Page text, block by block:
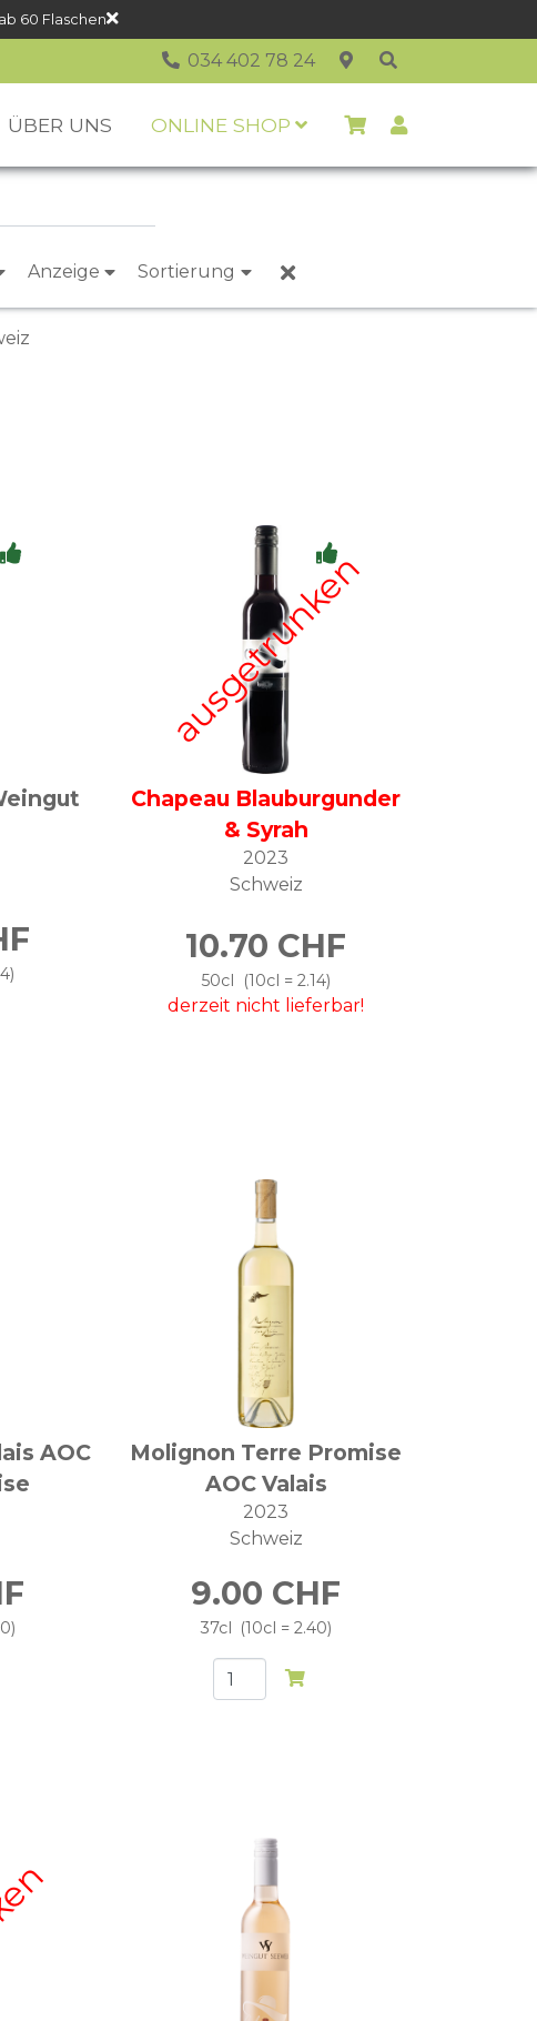
60 Flaschen
034 402 78 24
ÜBER UNS ONLINE SHOP
Anzeige Sortierung
Chapeau Blauburgunder
& Syrah
2023
Schweiz
10.70 CHF
50cl 10cl = 2.14
AOC
Molignon Terre Promise
AOC Valais
2023
Schweiz
9.00 CHF
37cl 10cl = 2.40